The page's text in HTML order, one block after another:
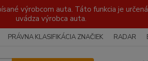
výrobcom auta. Táto funkcia je
uvádza výrobca auta.
PRÁVNA KLASIFIKÁCIA ZNAČIEK RADAR